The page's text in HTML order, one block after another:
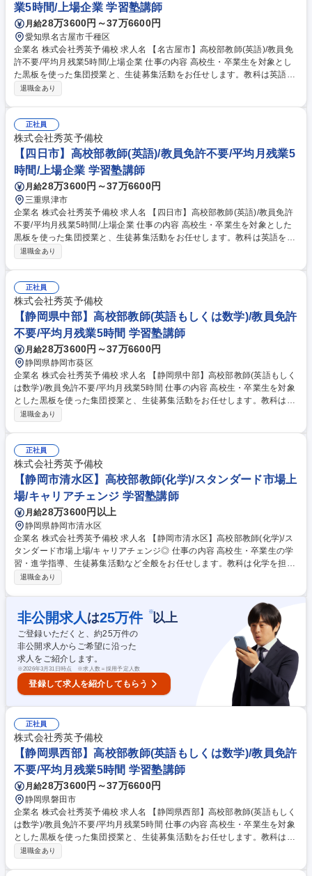
業5時間/上場企業 学習塾講師
月給28万3600円～37万6600円
愛知県名古屋市千種区
企業名 株式会社秀英予備校 求人名 【名古屋市】高校部教師(英語)/教員免
許不要/平均月残業5時間/上場企業 仕事の内容 高校生・卒業生を対象とし
た黒板を使った集団授業と、生徒募集活動をお任せします。教科は英語を
担当していただきます。 〈内容〉授業の予習・教材研究・集団授業・質問
退職金あり
正社員
株式会社秀英予備校
【四日市】高校部教師(英語)/教員免許不要/平均月残業5
時間/上場企業 学習塾講師
月給28万3600円～37万6600円
三重県津市
企業名 株式会社秀英予備校 求人名 【四日市】高校部教師(英語)/教員免許
不要/平均月残業5時間/上場企業 仕事の内容 高校生・卒業生を対象とした
黒板を使った集団授業と、生徒募集活動をお任せします。教科は英語を担
当していただきます。 〈内容〉授業の予習・教材研究・集団授業・質問対
退職金あり
正社員
株式会社秀英予備校
【静岡県中部】高校部教師(英語もしくは数学)/教員免許
不要/平均月残業5時間 学習塾講師
月給28万3600円～37万6600円
静岡県静岡市葵区
企業名 株式会社秀英予備校 求人名 【静岡県中部】高校部教師(英語もしく
は数学)/教員免許不要/平均月残業5時間 仕事の内容 高校生・卒業生を対象
とした黒板を使った集団授業と、生徒募集活動をお任せします。教科は英
語または数学からお選びいただきます。（一部地域により異なります）
もしくは数学)/教員免許不要/平均月残業5時間
退職金あり
正社員
株式会社秀英予備校
【静岡市清水区】高校部教師(化学)/スタンダード市場上
場/キャリアチェンジ 学習塾講師
月給28万3600円以上
静岡県静岡市清水区
企業名 株式会社秀英予備校 求人名 【静岡市清水区】高校部教師(化学)/ス
タンダード市場上場/キャリアチェンジ◎ 仕事の内容 高校生・卒業生の学
習・進学指導、生徒募集活動など全般をお任せします。教科は化学を担当
いただきます。 【業務内容】授業の予習・教材研究・集団授業・質問対
属後は基本的に OJT 研修となります。業務を行いながら、都度覚えてい
ただきます。また定期的に授業研修があるので、同じ担当科目の社員と切
磋琢磨できる環境があります。 募集職種 【静岡市清水区】高校部教師(化
学)/スタンダード市場上場/キャリアチェンジ◎
退職金あり
非公開求人 は25万件 ※以上
ご登録いただくと、約25万件の
非公開求人からご希望に沿った
求人をご紹介します。
※2026年3月31日時点 ※求人数＝採用予定人数
登録して求人を紹介してもらう
正社員
株式会社秀英予備校
【静岡県西部】高校部教師(英語もしくは数学)/教員免許
不要/平均月残業5時間 学習塾講師
月給28万3600円～37万6600円
静岡県磐田市
企業名 株式会社秀英予備校 求人名 【静岡県西部】高校部教師(英語もしく
は数学)/教員免許不要/平均月残業5時間 仕事の内容 高校生・卒業生を対象
とした黒板を使った集団授業と、生徒募集活動をお任せします。教科は英
語または数学からお選びいただきます。（一部地域により異なります）
退職金あり